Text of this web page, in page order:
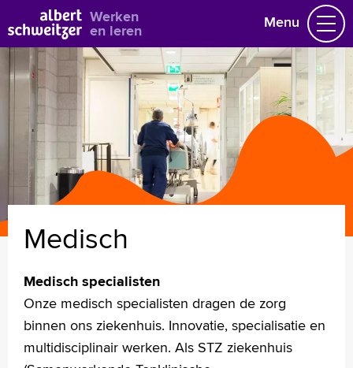
Werken
en leren Menu
Vacatures
Vakgebieden
Opleidingen & Stages
Flexibel werken
Hoe wij het doen
Vrijwilligerswerk
Job alert
Naar home asz.nl
Bekijk alle vacatures
Medisch
Medisch specialisten
Onze medisch specialisten dragen de zorg
binnen ons ziekenhuis. Innovatie, specialisatie en
multidisciplinair werken. Als STZ ziekenhuis